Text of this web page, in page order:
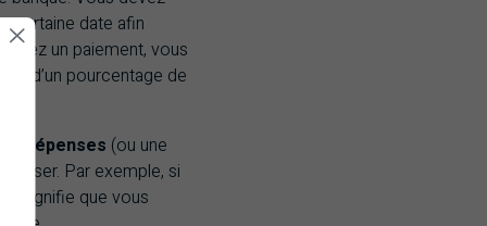
certaine date afin
un paiement, vous
d’un pourcentage de
de dépenses (ou une
Par exemple, si
signifie que vous